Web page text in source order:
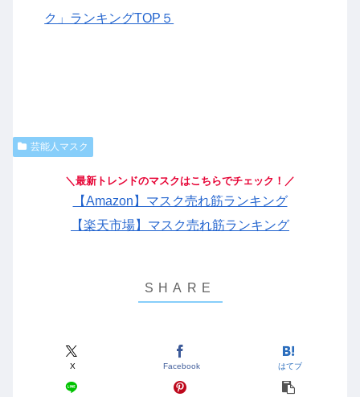
ク」ランキングTOP５
芸能人マスク
＼最新トレンドのマスクはこちらでチェック！／
【Amazon】マスク売れ筋ランキング
【楽天市場】マスク売れ筋ランキング
X Facebook はてブ